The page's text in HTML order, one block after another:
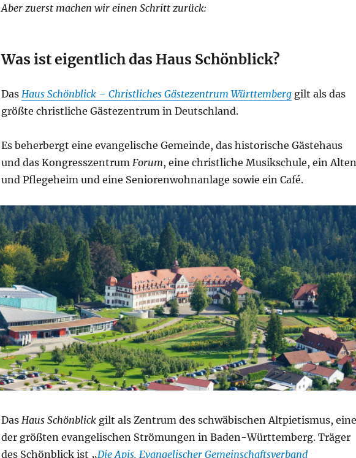
Aber zuerst machen wir einen Schritt zurück:
Was ist eigentlich das Haus Schönblick?
Das Haus Schönblick – Christliches Gästezentrum Württemberggilt als das
größte christliche Gästezentrum in Deutschland.
Es beherbergt eine evangelische Gemeinde, das historische Gästehaus
und das Kongresszentrum Forum, eine christliche Musikschule, ein
und Pflegeheim und eine Seniorenwohnanlage sowie ein Café.
Das Haus Schönblickgilt als Zentrum des schwäbischen Altpietismus,
der größten evangelischen Strömungen in Baden-Württemberg. Träger
des Schönblick ist „Die Apis. Evangelischer Gemeinschaftsverband